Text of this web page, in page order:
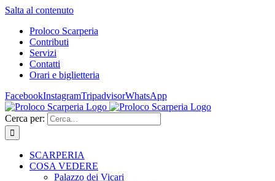
Salta al contenuto
Proloco Scarperia
Contributi
Servizi
Contatti
Orari e biglietteria
FacebookInstagramTripadvisorWhatsApp
Cerca per:
SCARPERIA
COSA VEDERE
Palazzo dei Vicari